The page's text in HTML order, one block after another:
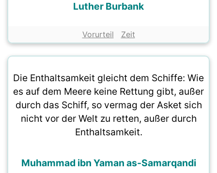
Luther Burbank
Vorurteil Zeit
Die Enthaltsamkeit gleicht dem Schiffe: Wie
es auf dem Meere keine Rettung gibt, außer
durch das Schiff, so vermag der Asket sich
nicht vor der Welt zu retten, außer durch
Enthaltsamkeit.
Muhammad ibn Yaman as-Samarqandi